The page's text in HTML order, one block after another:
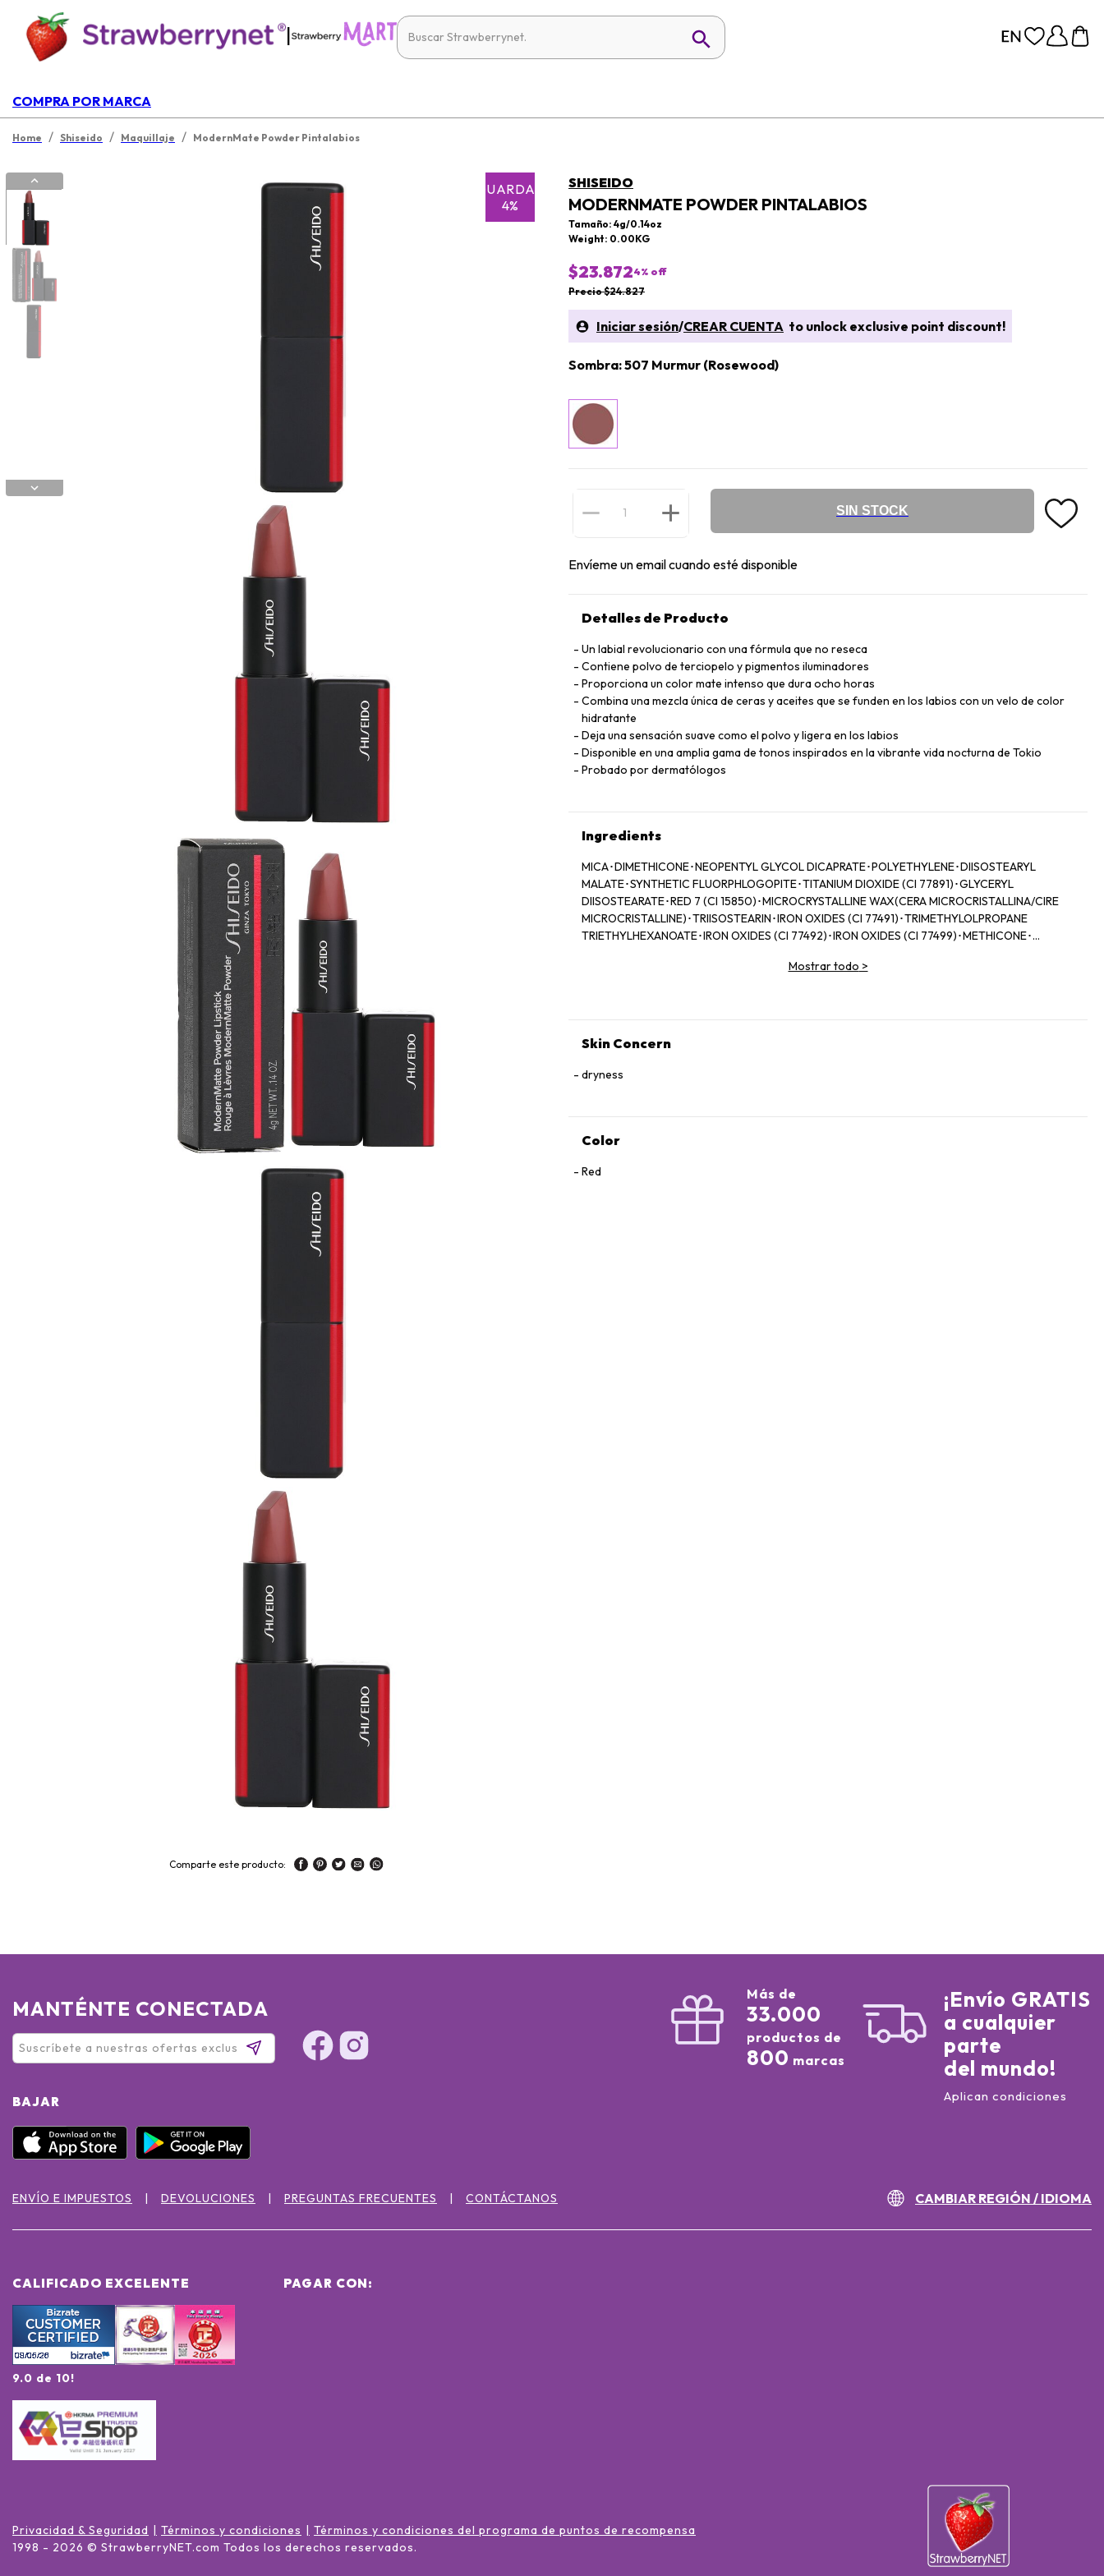
|
COMPRA POR MARCA
Home / Shiseido / Maquillaje / ModernMate Powder Pintalabios
GUARDAR
4%
Comparte este producto:
SHISEIDO
MODERNMATE POWDER PINTALABIOS
Tamaño: 4g/0.14oz
Weight: 0.00KG
$23.8724% off
Precio $24.827
Iniciar sesión/CREAR CUENTA to unlock exclusive point discount!
Sombra: 507 Murmur (Rosewood)
SIN STOCK
Envíeme un email cuando esté disponible
Detalles de Producto
Un labial revolucionario con una fórmula que no reseca
Contiene polvo de terciopelo y pigmentos iluminadores
Proporciona un color mate intenso que dura ocho horas
Combina una mezcla única de ceras y aceites que se funden en los labios con un velo de color
hidratante
Deja una sensación suave como el polvo y ligera en los labios
Disponible en una amplia gama de tonos inspirados en la vibrante vida nocturna de Tokio
Probado por dermatólogos
Ingredients
MICA･DIMETHICONE･NEOPENTYL GLYCOL DICAPRATE･POLYETHYLENE･DIISOSTEARYL
MALATE･SYNTHETIC FLUORPHLOGOPITE･TITANIUM DIOXIDE (CI 77891)･GLYCERYL
DIISOSTEARATE･RED 7 (CI 15850)･MICROCRYSTALLINE WAX(CERA MICROCRISTALLINA/CIRE
MICROCRISTALLINE)･TRIISOSTEARIN･IRON OXIDES (CI 77491)･TRIMETHYLOLPROPANE
TRIETHYLHEXANOATE･IRON OXIDES (CI 77492)･IRON OXIDES (CI 77499)･METHICONE･
STEARATE･SIMETHICONE･BHT･[+/-(may contain/peut contenir)RED 6 (CI 15850)･YELLOW 5
Mostrar todo >
Skin Concern
dryness
Color
Red
MANTÉNTE CONECTADA
BAJAR
Más de
33.000
productos de
800 marcas
¡Envío GRATIS
a cualquier
parte
del mundo!
Aplican condiciones
ENVÍO E IMPUESTOS DEVOLUCIONES PREGUNTAS FRECUENTES CONTÁCTANOS CAMBIAR REGIÓN / IDIOMA
CALIFICADO EXCELENTE
9.0 de 10!
PAGAR CON:
Privacidad & Seguridad Términos y condiciones
Términos y condiciones del programa de puntos de recompensa
1998 - 2026 © StrawberryNET.com Todos los derechos reservados.